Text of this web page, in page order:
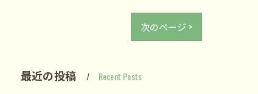
次のページ >
最近の投稿 Recent Posts